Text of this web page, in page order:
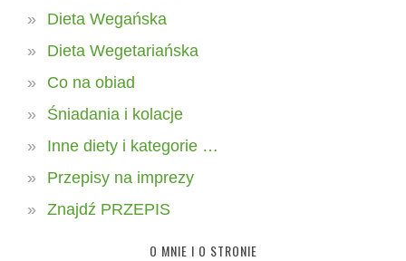
Dieta Wegańska
Dieta Wegetariańska
Co na obiad
Śniadania i kolacje
Inne diety i kategorie …
Przepisy na imprezy
Znajdź PRZEPIS
O MNIE I O STRONIE